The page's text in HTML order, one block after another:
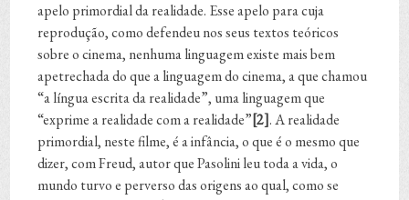
apelo primordial da realidade. Esse apelo para cuja
reprodução, como defendeu nos seus textos teóricos
sobre o cinema, nenhuma linguagem existe mais bem
apetrechada do que a linguagem do cinema, a que chamou
“a língua escrita da realidade”, uma linguagem que
“exprime a realidade com a realidade”[2]. A realidade
primordial, neste filme, é a infância, o que é o mesmo que
dizer, com Freud, autor que Pasolini leu toda a vida, o
mundo turvo e perverso das origens ao qual, como se